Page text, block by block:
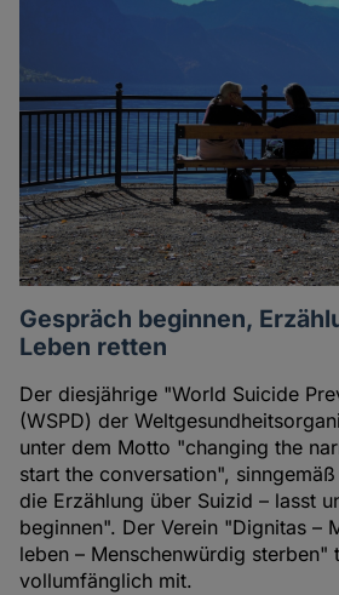
Gespräch beginnen,
Leben retten
Der diesjährige "World Suicide
(WSPD) der
unter dem Motto "changing the
start the conversation",
die Erzählung über Suizid – lasst
beginnen". Der Verein "Dignitas –
leben – Menschenwürdig sterben"
vollumfänglich mit.